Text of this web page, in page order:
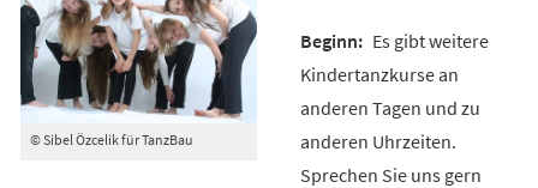
© Sibel Özcelik für TanzBau
Es gibt weitere
Kindertanzkurse an
anderen Tagen und zu
anderen Uhrzeiten.
Sprechen Sie uns gern